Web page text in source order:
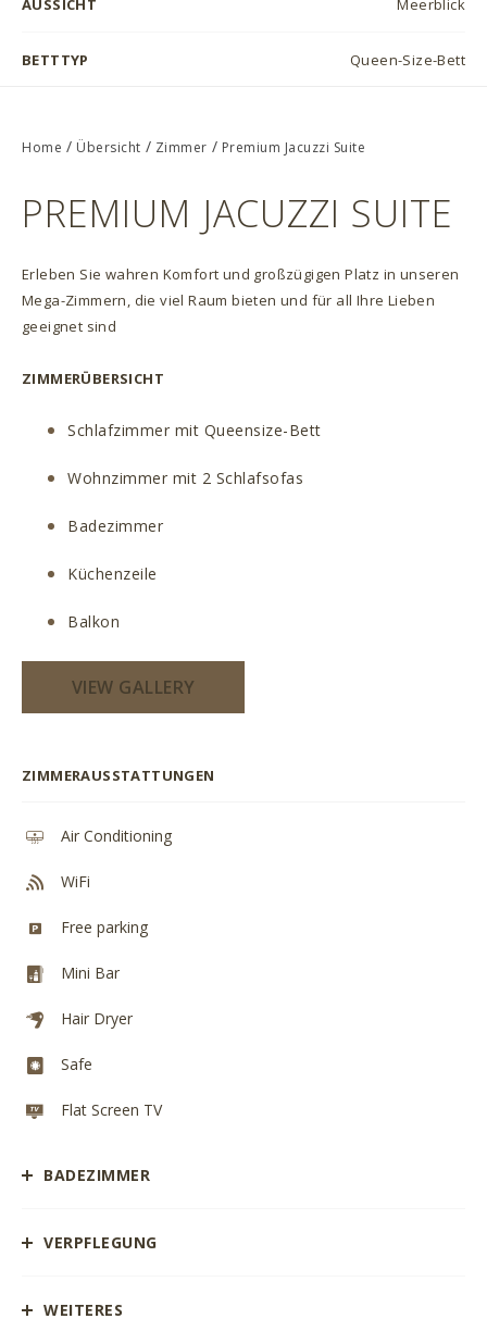
AUSSICHT Meerblick
BETTTYP Queen-Size-Bett
Home / Übersicht / Zimmer / Premium Jacuzzi Suite
PREMIUM JACUZZI SUITE
Erleben Sie wahren Komfort und großzügigen Platz in unseren
Mega-Zimmern, die viel Raum bieten und für all Ihre Lieben
geeignet sind
ZIMMERÜBERSICHT
Schlafzimmer mit Queensize-Bett
Wohnzimmer mit 2 Schlafsofas
Badezimmer
Küchenzeile
Balkon
VIEW GALLERY
ZIMMERAUSSTATTUNGEN
Air Conditioning
WiFi
Free parking
Mini Bar
Hair Dryer
Safe
Flat Screen TV
BADEZIMMER
VERPFLEGUNG
WEITERES